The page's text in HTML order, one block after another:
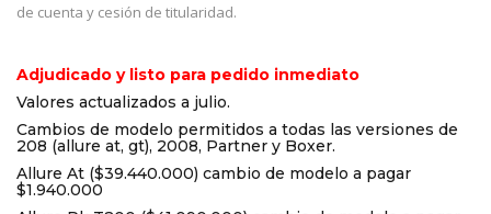
de cuenta y cesión de titularidad.
Adjudicado y listo para pedido inmediato
Valores actualizados a julio.
Cambios de modelo permitidos a todas las versiones de
208 (allure at, gt), 2008, Partner y Boxer.
Allure At ($39.440.000) cambio de modelo a pagar
$1.940.000